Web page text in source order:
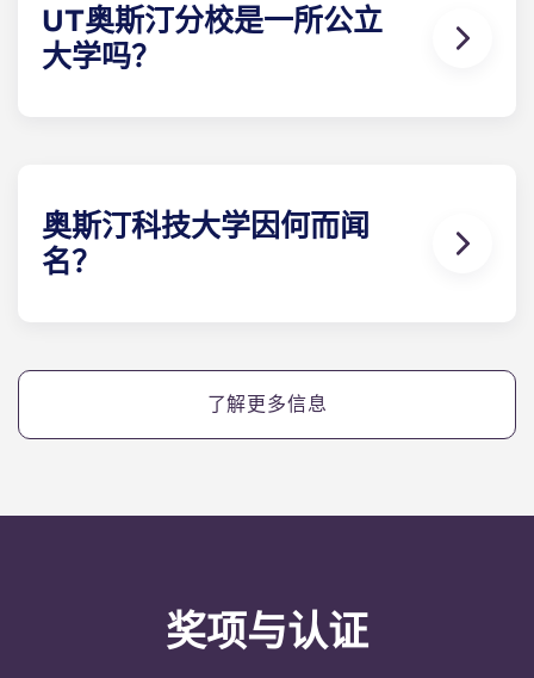
UT奥斯汀分校是一所公立
大学吗？
费。
奥斯汀科技大学因何而闻
名？
习和人工智能方面的研究享有盛誉，同时它还拥有强
大的体育传统，长角牛队曾多次获得全国冠军。
了解更多信息
奖项与认证